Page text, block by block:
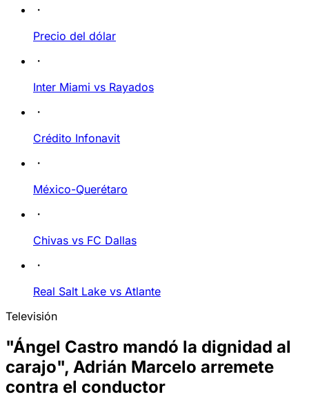
Precio del dólar
Inter Miami vs Rayados
Crédito Infonavit
México-Querétaro
Chivas vs FC Dallas
Real Salt Lake vs Atlante
Televisión
"Ángel Castro mandó la dignidad al
carajo", Adrián Marcelo arremete
contra el conductor